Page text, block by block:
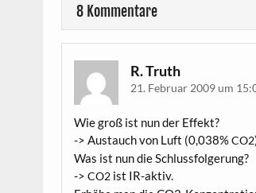
8 Kommentare
R. Truth
21. Februar 2009 um
Wie groß ist nun der Effekt?
-> Aus­tauch von Luft (0,038%CO2
Was ist nun die Schlussfolgerung?
-> CO2ist IR-aktiv.